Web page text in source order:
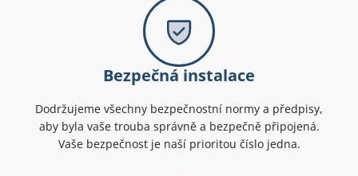
Bezpečná instalace
Dodržujeme všechny bezpečnostní normy a předpisy,
aby byla vaše trouba správně a bezpečně připojená.
Vaše bezpečnost je naší prioritou číslo jedna.